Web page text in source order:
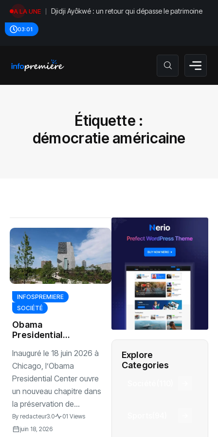
A LA UNE Djidji Ayôkwé : un retour qui dépasse le patrimoine
03:01
Étiquette :
démocratie américaine
INFOSPREMIERE
SOCIÉTÉ
Obama
Presidential
portes au public à
Chicago
Inauguré le 18 juin 2026 à
Chicago, l’Obama
Presidential Center ouvre
un nouveau chapitre dans
la préservation de...
By redacteur3.0
01 Views
juin 18, 2026
Explore
Categories